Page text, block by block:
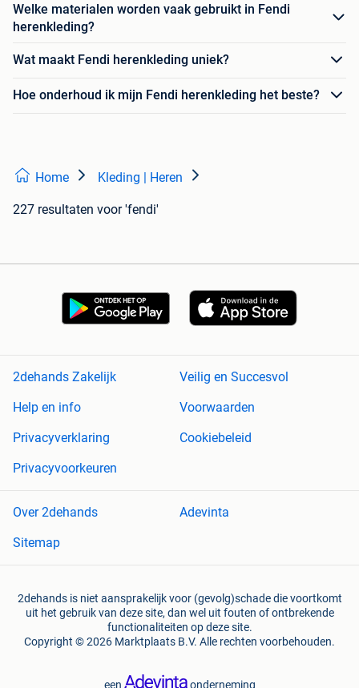
Welke materialen worden vaak gebruikt in Fendi
herenkleding?
Wat maakt Fendi herenkleding uniek?
Hoe onderhoud ik mijn Fendi herenkleding het beste?
Home Kleding | Heren
227 resultaten voor 'fendi'
2dehands Zakelijk
Veilig en Succesvol
Help en info
Voorwaarden
Privacyverklaring
Cookiebeleid
Privacyvoorkeuren
Over 2dehands
Adevinta
Sitemap
2dehands is niet aansprakelijk voor (gevolg)schade die voortkomt
uit het gebruik van deze site, dan wel uit fouten of ontbrekende
functionaliteiten op deze site.
Copyright © 2026 Marktplaats B.V. Alle rechten voorbehouden.
een onderneming